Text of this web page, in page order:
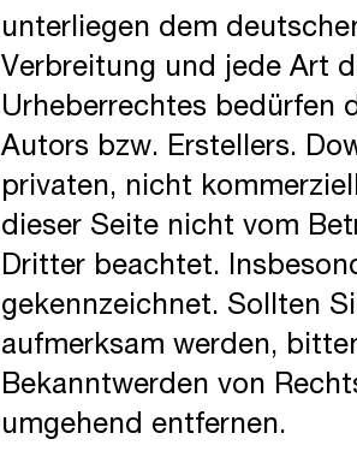
unterliegen dem
Verbreitung und jede Art
Urheberrechtes bedürfen
Autors bzw. Erstellers.
privaten, nicht
dieser Seite nicht vom
Dritter beachtet.
gekennzeichnet. Sollten
aufmerksam werden,
Bekanntwerden von
umgehend entfernen.